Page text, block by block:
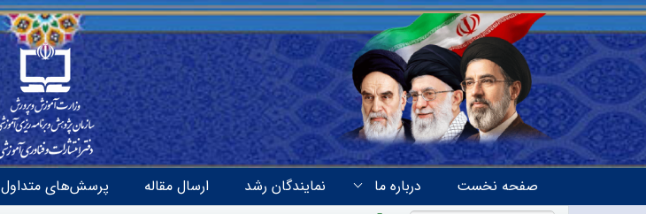
صفحه نخست درباره ما نمایندگان رشد ارسال مقاله پرسش‌های متداول